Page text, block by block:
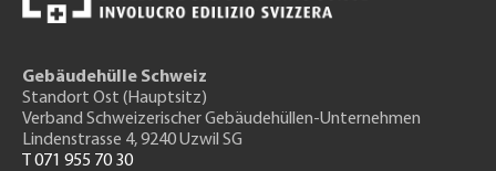
Gebäudehülle Schweiz
Standort Ost (Hauptsitz)
Verband Schweizerischer Gebäudehüllen-Unternehmen
Lindenstrasse 4, 9240 Uzwil SG
T 071 955 70 30